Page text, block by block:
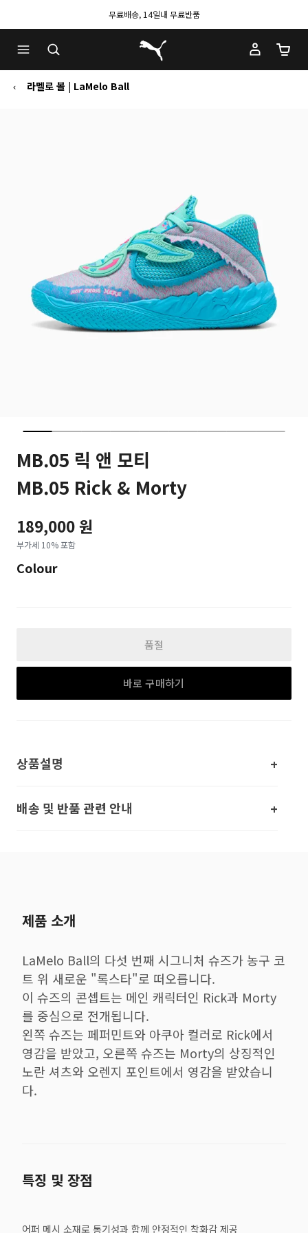
무료배송, 14일내 무료반품
푸마 홈
장바
라멜로 볼 | LaMelo Ball
MB.05 릭 앤 모티
MB.05 Rick & Morty
189,000 원
부가세 10% 포함
Colour
품절
바로 구매하기
상품설명
배송 및 반품 관련 안내
제품 소개
LaMelo Ball의 다섯 번째 시그니처 슈즈가 농구 코
트 위 새로운 "록스타"로 떠오릅니다.
이 슈즈의 콘셉트는 메인 캐릭터인 Rick과 Morty
를 중심으로 전개됩니다.
왼쪽 슈즈는 페퍼민트와 아쿠아 컬러로 Rick에서
영감을 받았고, 오른쪽 슈즈는 Morty의 상징적인
노란 셔츠와 오렌지 포인트에서 영감을 받았습니
다.
특징 및 장점
어퍼 메시 소재로 통기성과 함께 안정적인 착화감 제공